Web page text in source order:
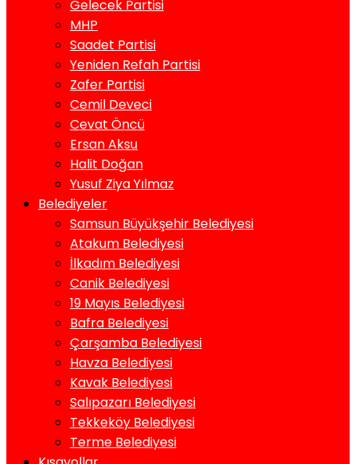
Gelecek Partisi
MHP
Saadet Partisi
Yeniden Refah Partisi
Zafer Partisi
Cemil Deveci
Cevat Öncü
Ersan Aksu
Halit Doğan
Yusuf Ziya Yılmaz
Belediyeler
Samsun Büyükşehir Belediyesi
Atakum Belediyesi
İlkadım Belediyesi
Canik Belediyesi
19 Mayıs Belediyesi
Bafra Belediyesi
Çarşamba Belediyesi
Havza Belediyesi
Kavak Belediyesi
Salıpazarı Belediyesi
Tekkeköy Belediyesi
Terme Belediyesi